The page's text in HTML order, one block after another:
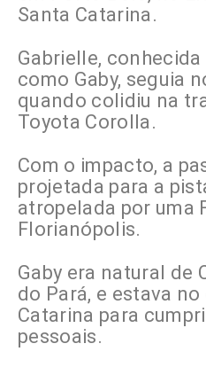
Santa Catarina.
Gabrielle,
como Gaby, seguia
quando colidiu na
Toyota Corolla.
Com o impacto, a
projetada para a
atropelada por uma
Florianópolis.
Gaby era natural de
do Pará, e estava
Catarina para
pessoais.